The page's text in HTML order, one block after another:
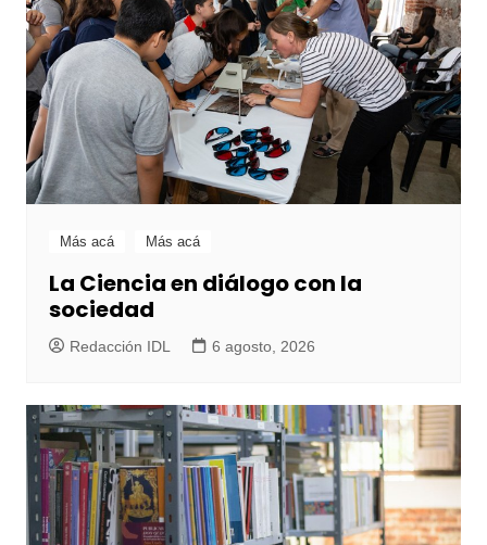
Más acá Más acá
La Ciencia en diálogo con la
sociedad
Redacción IDL 6 agosto, 2026